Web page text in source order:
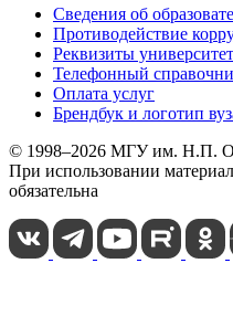
Сведения об
Противодействие
Реквизиты
Телефонный
Оплата услуг
Брендбук и логотип
© 1998–2026 МГУ им. Н.П.
При использовании
обязательна